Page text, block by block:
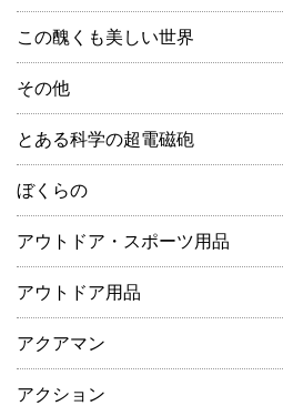
この醜くも美しい世界
その他
とある科学の超電磁砲
ぼくらの
アウトドア・スポーツ用品
アウトドア用品
アクアマン
アクション